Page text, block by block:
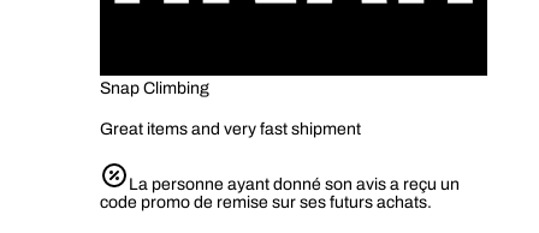
Snap Climbing
Great items and very fast shipment
La personne ayant donné son avis a reçu un
code promo de remise sur ses futurs achats.